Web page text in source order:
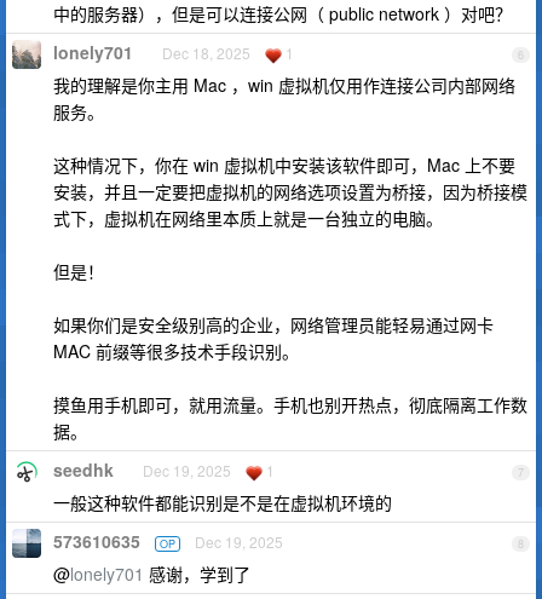
中的服务器），但是可以连接公网（ public network ）对吧？
6
lonely701 Dec 18, 2025 1
我的理解是你主用 Mac ，win 虚拟机仅用作连接公司内部网络
服务。
这种情况下，你在 win 虚拟机中安装该软件即可，Mac 上不要
安装，并且一定要把虚拟机的网络选项设置为桥接，因为桥接模
式下，虚拟机在网络里本质上就是一台独立的电脑。
但是！
如果你们是安全级别高的企业，网络管理员能轻易通过网卡
MAC 前缀等很多技术手段识别。
摸鱼用手机即可，就用流量。手机也别开热点，彻底隔离工作数
据。
7
seedhk Dec 19, 2025 1
一般这种软件都能识别是不是在虚拟机环境的
8
573610635 OP Dec 19, 2025
@lonely701 感谢，学到了